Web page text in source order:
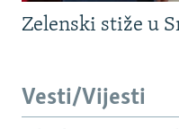
Zelenski stiže u
Vesti/Vijesti